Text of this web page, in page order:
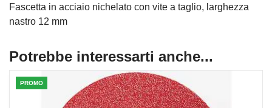
Fascetta in acciaio nichelato con vite a taglio, larghezza
nastro 12 mm
Potrebbe interessarti anche...
PROMO